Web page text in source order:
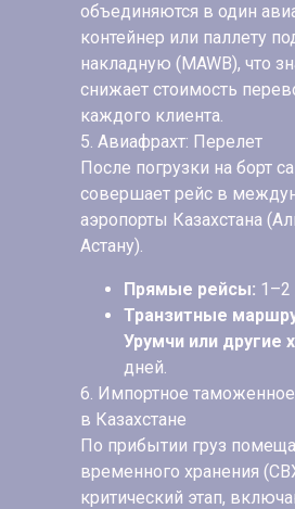
объединяются в один
контейнер или паллету
накладную (MAWB), что
снижает стоимость
каждого клиента.
5. Авиафрахт: Перелет
После погрузки на борт
совершает рейс в
аэропорты Казахстана
Астану).
Прямые рейсы: 1–2
Транзитные
Урумчи или другие
дней.
6. Импортное
в Казахстане
По прибытии груз
временного хранения
критический этап,